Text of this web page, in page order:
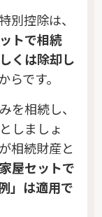
別控除は、
トで相続
くは除却し
です。
を相続し、
しましょ
相続財産と
屋セットで
」は適用で